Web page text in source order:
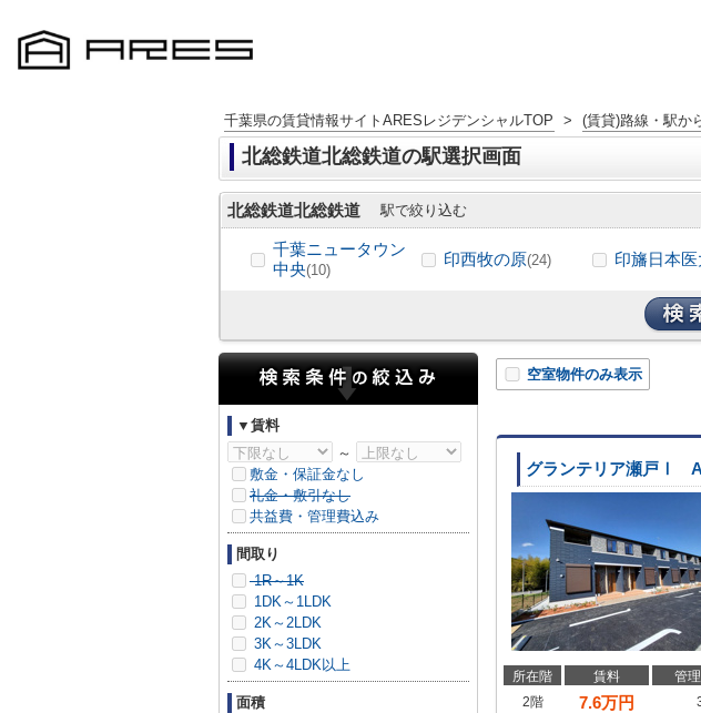
千葉県の賃貸情報サイトARESレジデンシャルTOP > (賃貸)路線・駅か
北総鉄道北総鉄道の駅選択画面
北総鉄道北総鉄道 駅で絞り込む
千葉ニュータウン
中央(10)
印西牧の原(24) 印旛日本医
空室物件のみ表示
グランテリア瀬戸Ⅰ A
所在階 賃料 管
2階
7.6万円
▼賃料
～
敷金・保証金なし
礼金・敷引なし
共益費・管理費込み
間取り
1R～1K
1DK～1LDK
2K～2LDK
3K～3LDK
4K～4LDK以上
面積